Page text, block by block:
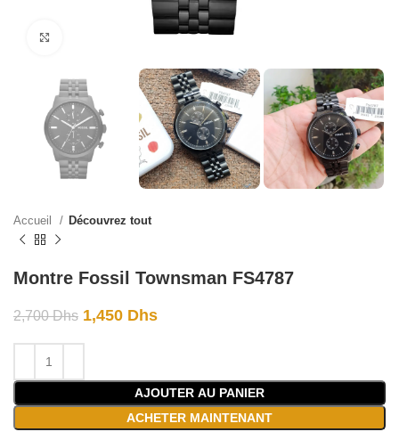
Accueil Découvrez tout
Montre Fossil Townsman FS4787
2,700Dhs 1,450 Dhs
AJOUTER AU PANIER
ACHETER MAINTENANT